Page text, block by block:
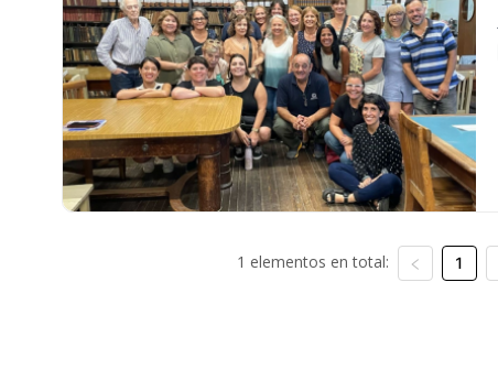
1 elementos en total: 1